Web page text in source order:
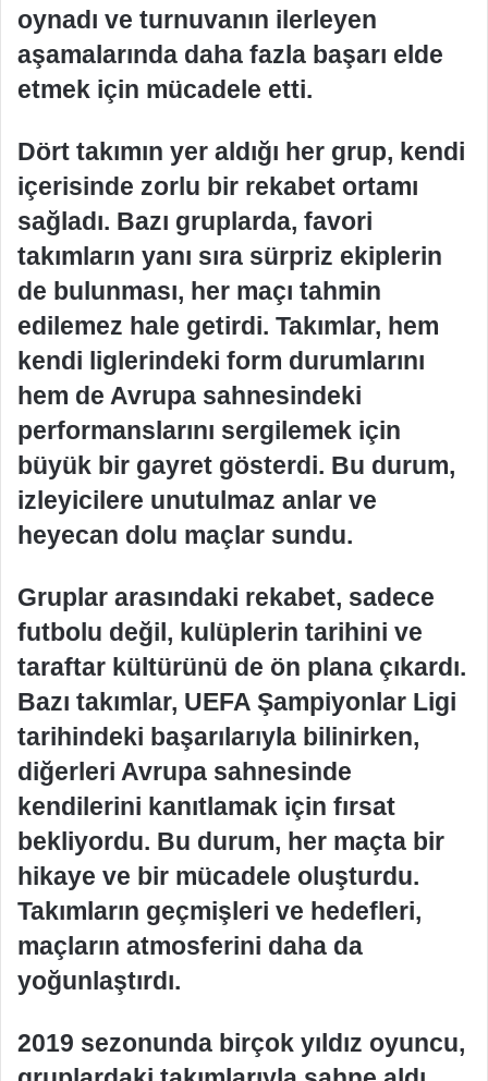
oynadı ve turnuvanın ilerleyen
aşamalarında daha fazla başarı elde
etmek için mücadele etti.
Dört takımın yer aldığı her grup, kendi
içerisinde zorlu bir rekabet ortamı
sağladı. Bazı gruplarda, favori
takımların yanı sıra sürpriz ekiplerin
de bulunması, her maçı tahmin
edilemez hale getirdi. Takımlar, hem
kendi liglerindeki form durumlarını
hem de Avrupa sahnesindeki
performanslarını sergilemek için
büyük bir gayret gösterdi. Bu durum,
izleyicilere unutulmaz anlar ve
heyecan dolu maçlar sundu.
Gruplar arasındaki rekabet, sadece
futbolu değil, kulüplerin tarihini ve
taraftar kültürünü de ön plana çıkardı.
Bazı takımlar, UEFA Şampiyonlar Ligi
tarihindeki başarılarıyla bilinirken,
diğerleri Avrupa sahnesinde
kendilerini kanıtlamak için fırsat
bekliyordu. Bu durum, her maçta bir
hikaye ve bir mücadele oluşturdu.
Takımların geçmişleri ve hedefleri,
maçların atmosferini daha da
yoğunlaştırdı.
2019 sezonunda birçok yıldız oyuncu,